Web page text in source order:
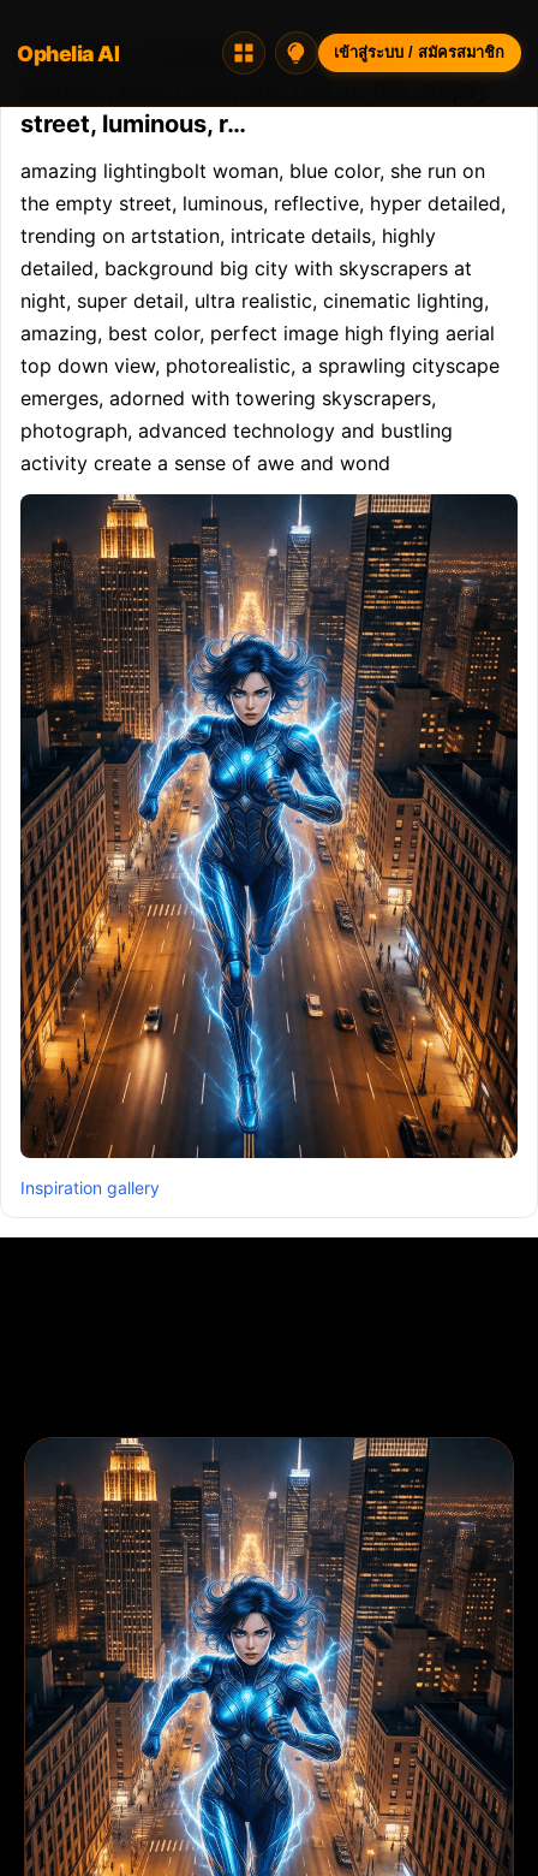
Opheliaai พรอมต์:amazing lightingbolt
street, luminous, r…
amazing lightingbolt woman, blue color, she run on
the empty street, luminous, reflective, hyper detailed,
trending on artstation, intricate details, highly
detailed, background big city with skyscrapers at
night, super detail, ultra realistic, cinematic lighting,
amazing, best color, perfect image high flying aerial
top down view, photorealistic, a sprawling cityscape
emerges, adorned with towering skyscrapers,
photograph, advanced technology and bustling
activity create a sense of awe and wond
Inspiration gallery
Ophelia AI เข้าสู่ระบบ / สมัครสมาชิก